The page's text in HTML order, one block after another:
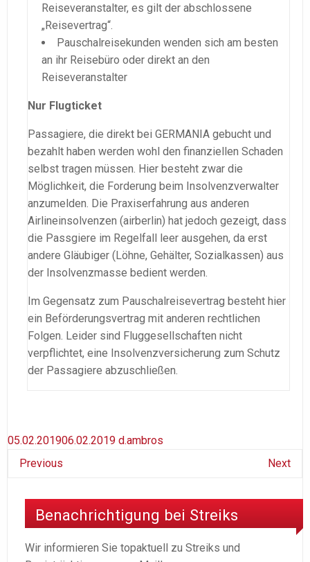
Reiseveranstalter, es gilt der abschlossene
„Reisevertrag“.
Pauschalreisekunden wenden sich am besten
an ihr Reisebüro oder direkt an den
Reiseveranstalter
Nur Flugticket
Passagiere, die direkt bei GERMANIA gebucht und
bezahlt haben werden wohl den finanziellen Schaden
selbst tragen müssen. Hier besteht zwar die
Möglichkeit, die Forderung beim Insolvenzverwalter
anzumelden. Die Praxiserfahrung aus anderen
Airlineinsolvenzen (airberlin) hat jedoch gezeigt, dass
die Passgiere im Regelfall leer ausgehen, da erst
andere Gläubiger (Löhne, Gehälter, Sozialkassen) aus
der Insolvenzmasse bedient werden.
Im Gegensatz zum Pauschalreisevertrag besteht hier
ein Beförderungsvertrag mit anderen rechtlichen
Folgen. Leider sind Fluggesellschaften nicht
verpflichtet, eine Insolvenzversicherung zum Schutz
der Passagiere abzuschließen.
05.02.201906.02.2019 d.ambros
Previous
Next
Benachrichtigung bei Streiks
Wir informieren Sie topaktuell zu Streiks und